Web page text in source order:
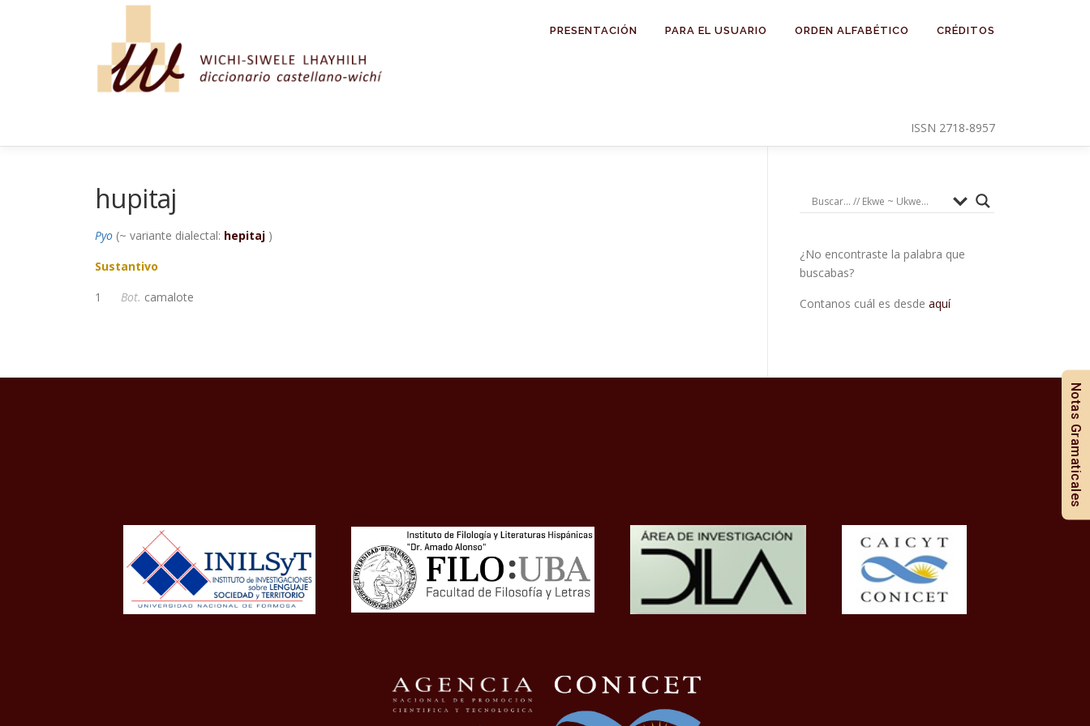
PRESENTACIÓN PARA EL USUARIO ORDEN ALFABÉTICO CRÉDITOS
ISSN 2718-8957
hupitaj
Pyo (~ variante dialectal: hepitaj )
Sustantivo
1 Bot. camalote
¿No encontraste la palabra que
buscabas?
Contanos cuál es desde aquí
Notas Gramaticales